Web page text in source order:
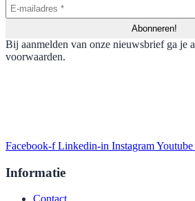
Bij aanmelden van onze nieuwsbrief ga je
voorwaarden.
Facebook-f Linkedin-in InstagramYoutube
Informatie